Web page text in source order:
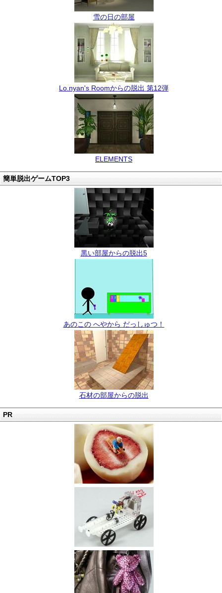
雪の日の部屋
Lo.nyan's Roomからの脱出 第12弾
ELEMENTS
簡単脱出ゲームTOP3
黒い部屋からの脱出5
あのこの へやから だっしゅつ！
石材の部屋からの脱出
PR